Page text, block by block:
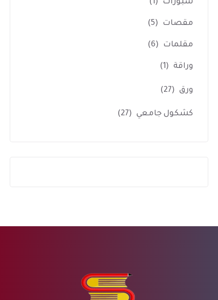
سبورات (1)
مقصات (5)
مقلمات (6)
وراقة (1)
ورق (27)
كشكول جامعي (27)